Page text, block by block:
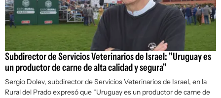
Subdirector de Servicios Veterinarios de Israel: "Uruguay es
un productor de carne de alta calidad y segura"
Sergio Dolev, subdirector de Servicios Veterinarios de Israel, en la
Rural del Prado expresó que “Uruguay es un productor de carne de